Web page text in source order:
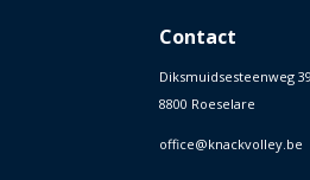
Contact
Diksmuidsesteenweg
8800 Roeselare
office@knackvolley.be